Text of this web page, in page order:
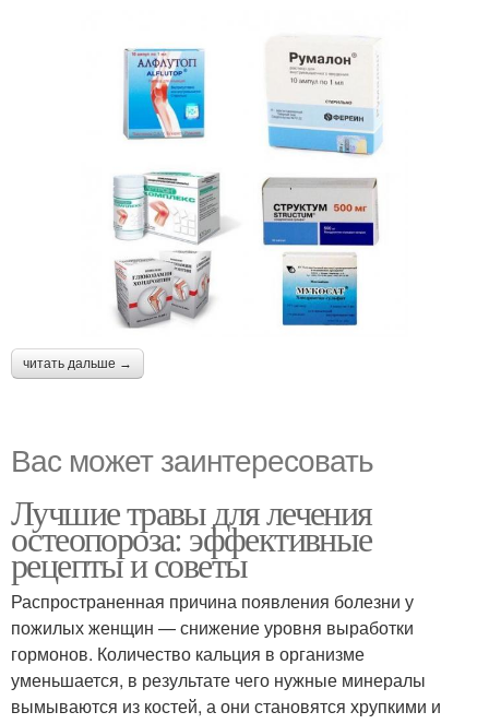
читать дальше →
Вас может заинтересовать
Лучшие травы для лечения
остеопороза: эффективные
рецепты и советы
Распространенная причина появления болезни у
пожилых женщин — снижение уровня выработки
гормонов. Количество кальция в организме
уменьшается, в результате чего нужные минералы
вымываются из костей, а они становятся хрупкими и